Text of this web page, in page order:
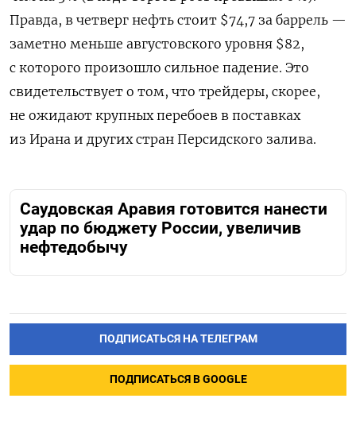
Правда, в четверг нефть стоит $74,7 за баррель —
заметно меньше августовского уровня $82,
с которого произошло сильное падение. Это
свидетельствует о том, что трейдеры, скорее,
не ожидают крупных перебоев в поставках
из Ирана и других стран Персидского залива.
Саудовская Аравия готовится нанести
удар по бюджету России, увеличив
нефтедобычу
ПОДПИСАТЬСЯ НА ТЕЛЕГРАМ
ПОДПИСАТЬСЯ В GOOGLE